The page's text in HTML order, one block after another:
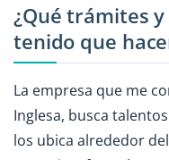
¿Qué trámites
tenido que
La empresa que me
Inglesa, busca
los ubica alrededor